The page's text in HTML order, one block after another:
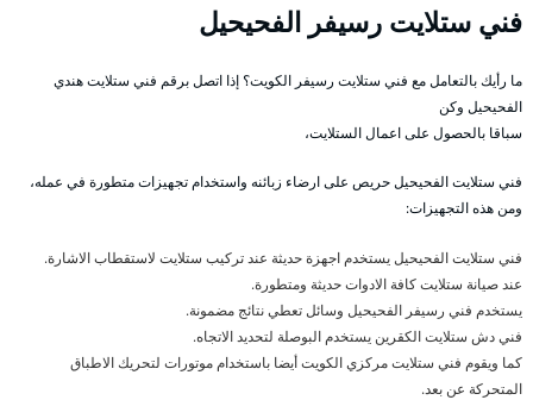
فني ستلايت رسيفر الفحيحيل
ما رأيك بالتعامل مع فني ستلايت رسيفر الكويت؟ إذا اتصل برقم فني ستلايت هندي
الفحيحيل وكن
سباقا بالحصول على اعمال الستلايت،
فني ستلايت الفحيحيل حريص على ارضاء زبائنه واستخدام تجهيزات متطورة في عمله،
ومن هذه التجهيزات:
فني ستلايت الفحيحيل يستخدم اجهزة حديثة عند تركيب ستلايت لاستقطاب الاشارة.
عند صيانة ستلايت كافة الادوات حديثة ومتطورة.
يستخدم فني رسيفر الفحيحيل وسائل تعطي نتائج مضمونة.
فني دش ستلايت الكقرين يستخدم البوصلة لتحديد الاتجاه.
كما ويقوم فني ستلايت مركزي الكويت أيضا باستخدام موتورات لتحريك الاطباق
المتحركة عن بعد.